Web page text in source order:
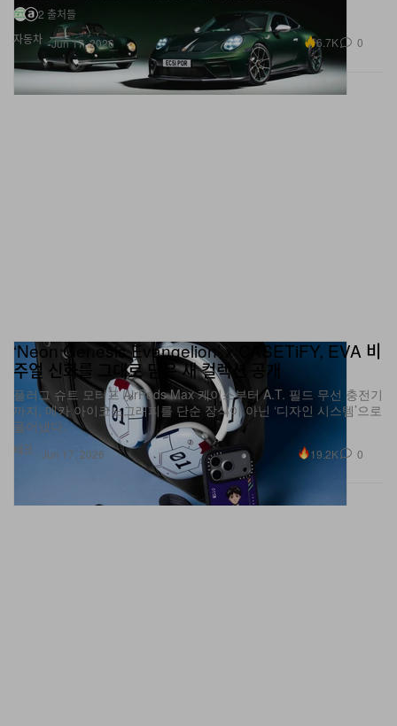
자동차
2 출처들
Jun 17, 2026
6.7K 0
테크
‘Neon Genesis Evangelion’ x CASETiFY, EVA 비
주얼 신화를 그대로 담은 새 컬렉션 공개
플러그 슈트 모티프 AirPods Max 케이스부터 A.T. 필드 무선 충전기
까지, 메카 아이코노그래피를 단순 장식이 아닌 ‘디자인 시스템’으로
풀어냈다.
Jun 17, 2026 19.2K 0